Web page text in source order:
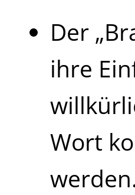
Der
ihre
Wort